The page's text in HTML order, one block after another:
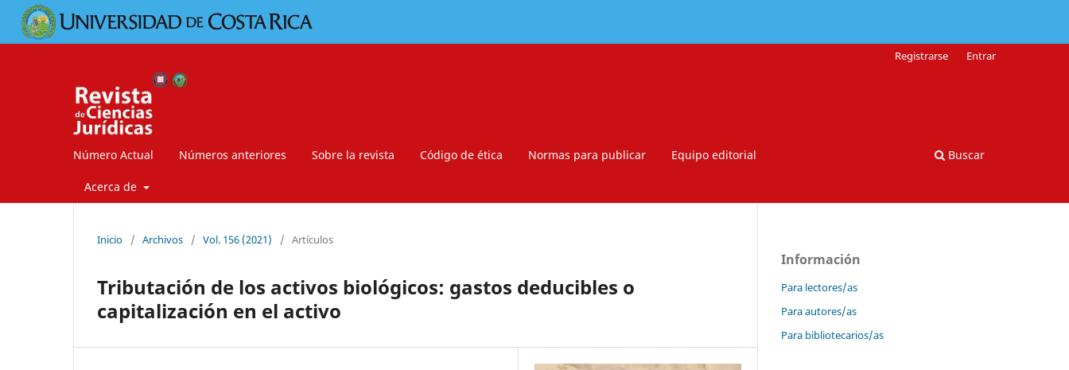
Número Actual Números anteriores Sobre la revista Código de ética Normas para publicar Equipo editorial
Acerca de
Buscar
Registrarse Entrar
Inicio / Archivos / Vol. 156 (2021) / Artículos
Tributación de los activos biológicos: gastos deducibles o
capitalización en el activo
Información
Para lectores/as
Para autores/as
Para bibliotecarios/as